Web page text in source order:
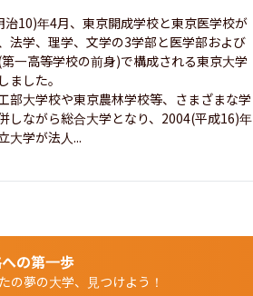
治10)年4月、東京開成学校と東京医学校が
法学、理学、文学の3学部と医学部および
一高等学校の前身)で構成される東京大学
ました。
部大学校や東京農林学校等、さまざまな学
しながら総合大学となり、2004(平成16)年
大学が法人...
の第一歩
の夢の大学、見つけよう！